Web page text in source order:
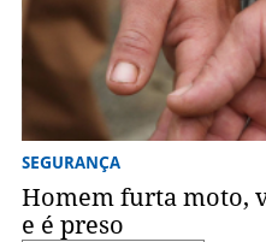
SEGURANÇA
Homem furta moto,
e é preso